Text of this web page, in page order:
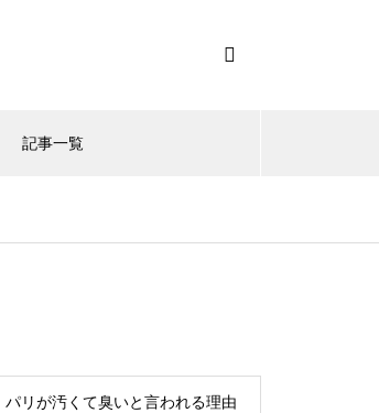
記事一覧
パリが汚くて臭いと言われる理由